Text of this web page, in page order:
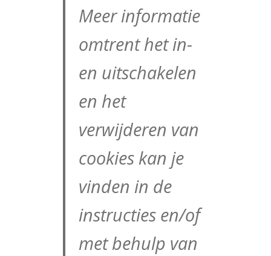
Meer informatie
omtrent het in-
en uitschakelen
en het
verwijderen van
cookies kan je
vinden in de
instructies en/of
met behulp van